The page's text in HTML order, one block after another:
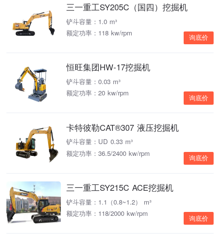
三一重工SY205C（国四）挖掘机
铲斗容量：1.0 m³
额定功率：118 kw/rpm
询底价
恒旺集团HW-17挖掘机
铲斗容量：0.03 m³
额定功率：20 kw/rpm
询底价
卡特彼勒CAT®307 液压挖掘机
铲斗容量：UD 0.33 m³
额定功率：36.5/2400 kw/rpm
询底价
三一重工SY215C ACE挖掘机
铲斗容量：1.1（0.8~1.2） m³
额定功率：118/2000 kw/rpm
询底价